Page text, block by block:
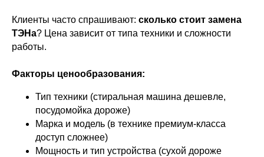
Клиенты часто спрашивают: сколько стоит замена
ТЭНа? Цена зависит от типа техники и сложности
работы.
Факторы ценообразования:
Тип техники (стиральная машина дешевле,
посудомойка дороже)
Марка и модель (в технике премиум-класса
доступ сложнее)
Мощность и тип устройства (сухой дороже